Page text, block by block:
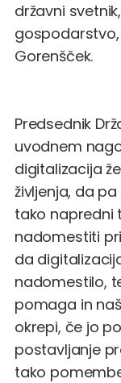
državni
Gorenšček.
Predsednik
uvodnem
digitalizacija
življenja, da
tako napredni
nadomestiti
da
nadomestilo,
pomaga in
okrepi, če jo
postavljanje
tako